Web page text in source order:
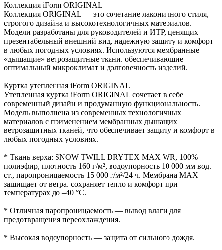
Коллекция iForm ORIGINAL
Коллекция ORIGINAL — это сочетание лаконичного стиля,
строгого дизайна и высокотехнологичных материалов.
Модели разработаны для руководителей и ИТР, ценящих
презентабельный внешний вид, надежную защиту и комфорт
в любых погодных условиях. Используются мембранные
«дышащие» ветрозащитные ткани, обеспечивающие
оптимальный микроклимат и долговечность изделий.
Куртка утепленная iForm ORIGINAL
Утепленная куртка iForm ORIGINAL сочетает в себе
современный дизайн и продуманную функциональность.
Модель выполнена из современных технологичных
материалов с применением мембранных дышащих
ветрозащитных тканей, что обеспечивает защиту и комфорт в
любых погодных условиях.
* Ткань верха: SNOW TWILL DRYTEX MAX WR, 100%
полиэфир, плотность 160 г/м², водоупорность 10 000 мм вод.
ст., паропроницаемость 15 000 г/м²/24 ч. Мембрана MAX
защищает от ветра, сохраняет тепло и комфорт при
температурах до –40 °C.
* Отличная паропроницаемость — вывод влаги для
предотвращения переохлаждения.
* Высокая водоупорность — защита от сильного дождя.